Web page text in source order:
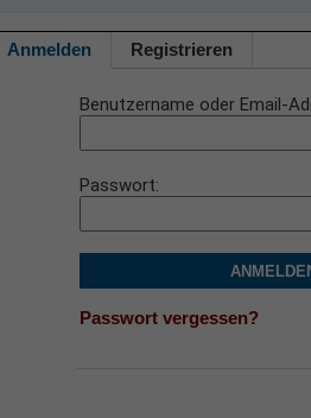
Anmelden Registrieren
Benutzername oder Email-
Passwort
Passwort vergessen?